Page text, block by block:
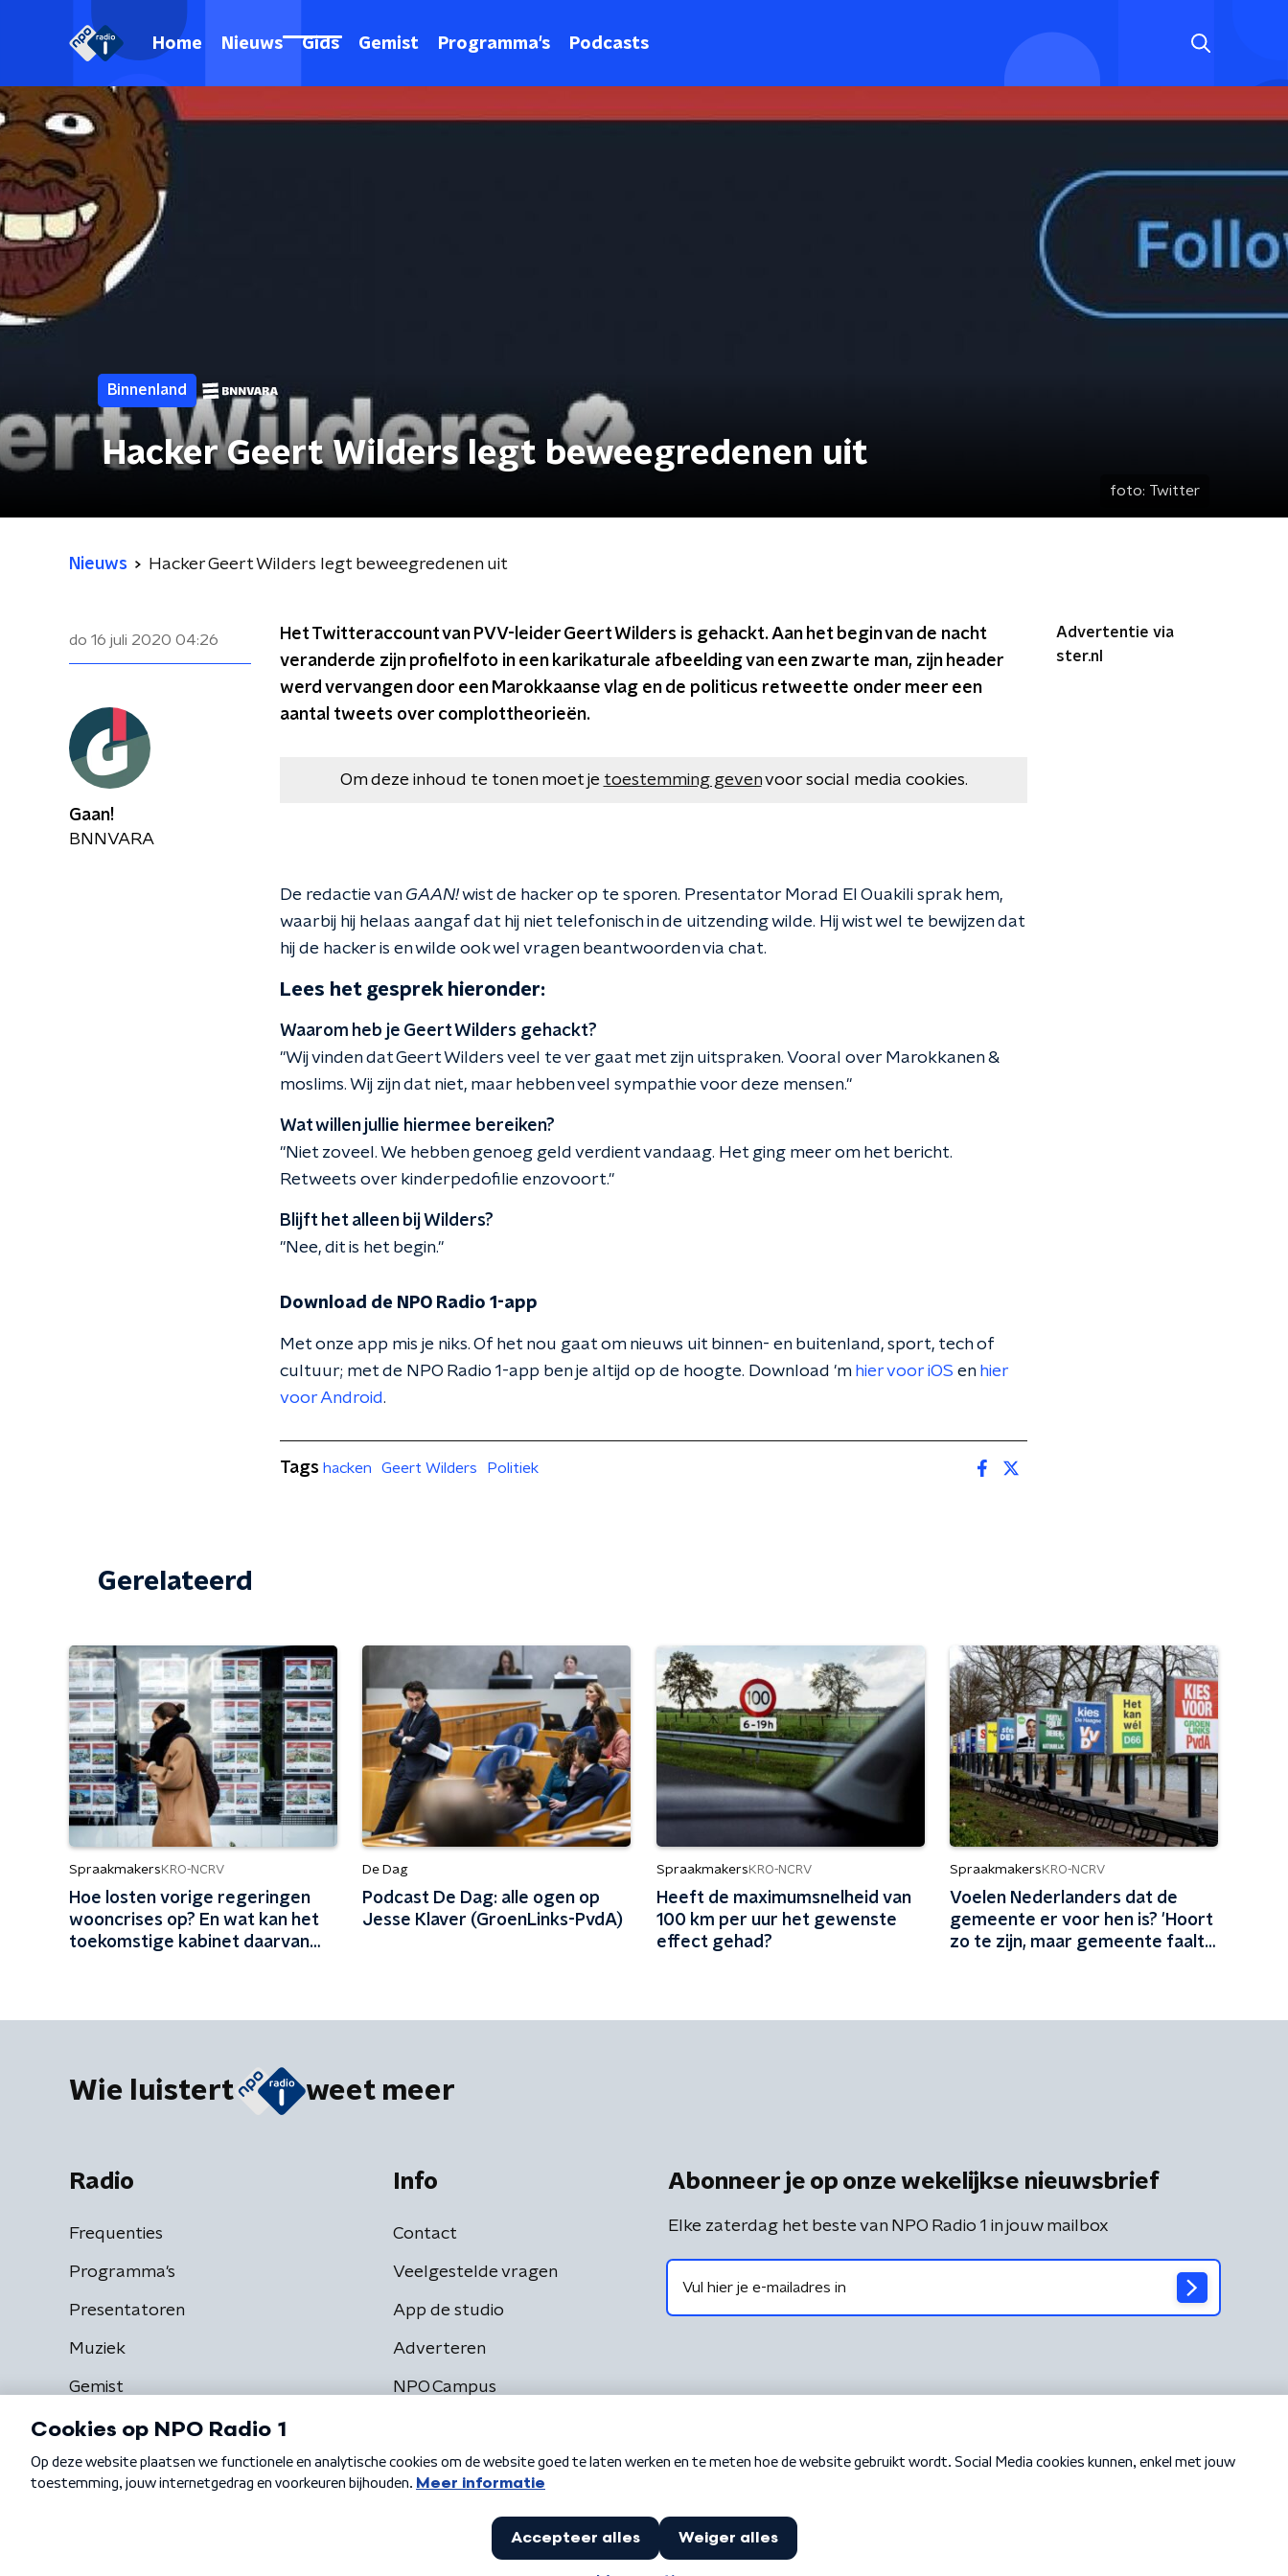
Home Nieuws Gids Gemist Programma's Podcasts
Binnenland
Hacker Geert Wilders legt beweegredenen uit
foto: Twitter
Nieuws Hacker Geert Wilders legt beweegredenen uit
do 16 juli 2020 04:26
Het Twitteraccount van PVV-leider Geert Wilders is gehackt. Aan het begin van de nacht
veranderde zijn profielfoto in een karikaturale afbeelding van een zwarte man, zijn header
werd vervangen door een Marokkaanse vlag en de politicus retweette onder meer een
aantal tweets over complottheorieën.
Om deze inhoud te tonen moet je toestemming gevenvoor social media cookies.
De redactie van GAAN!wist de hacker op te sporen. Presentator Morad El Ouakili sprak hem,
waarbij hij helaas aangaf dat hij niet telefonisch in de uitzending wilde. Hij wist wel te bewijzen dat
hij de hacker is en wilde ook wel vragen beantwoorden via chat.
Lees het gesprek hieronder:
Waarom heb je Geert Wilders gehackt?
"Wij vinden dat Geert Wilders veel te ver gaat met zijn uitspraken. Vooral over Marokkanen &
moslims. Wij zijn dat niet, maar hebben veel sympathie voor deze mensen."
Wat willen jullie hiermee bereiken?
"Niet zoveel. We hebben genoeg geld verdient vandaag. Het ging meer om het bericht.
Retweets over kinderpedofilie enzovoort."
Blijft het alleen bij Wilders?
"Nee, dit is het begin."
Download de NPO Radio 1-app
Met onze app mis je niks. Of het nou gaat om nieuws uit binnen- en buitenland, sport, tech of
cultuur; met de NPO Radio 1-app ben je altijd op de hoogte. Download 'm hier voor iOS en hier
voor Android.
Advertentie via
ster.nl
Gaan!
BNNVARA
Tags hacken Geert Wilders Politiek
Gerelateerd
Spraakmakers KRO-NCRV
Hoe losten vorige regeringen
wooncrises op? En wat kan het
toekomstige kabinet daarvan
De Dag
Podcast De Dag: alle ogen op
Jesse Klaver (GroenLinks-PvdA)
Spraakmakers KRO-NCRV
Heeft de maximumsnelheid van
100 km per uur het gewenste
effect gehad?
Spraakmakers KRO-NCRV
Voelen Nederlanders dat de
gemeente er voor hen is? 'Hoort
zo te zijn, maar gemeente faalt
Wie luistert weet meer
Radio
Frequenties
Programma's
Presentatoren
Muziek
Gemist
Info
Contact
Veelgestelde vragen
App de studio
Adverteren
NPO Campus
Abonneer je op onze wekelijkse nieuwsbrief
Elke zaterdag het beste van NPO Radio 1 in jouw mailbox
Algemene voorwaarden Privacybeleid